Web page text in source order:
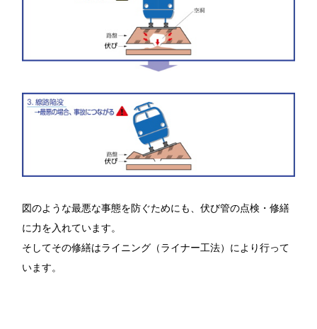
図のような最悪な事態を防ぐためにも、伏び管の点検・修繕
に力を入れています。
そしてその修繕はライニング（ライナー工法）により行って
います。